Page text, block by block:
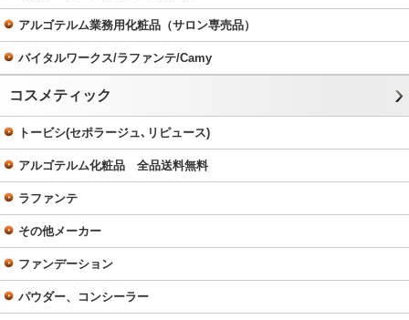
アルゴテルム業務用化粧品（サロン専売品）
バイタルワークス/ラファンテ/Camy
コスメティック
トービシ(セポラージュ､リピュース)
アルゴテルム化粧品 全品送料無料
ラファンテ
その他メーカー
ファンデーション
パウダー、コンシーラー